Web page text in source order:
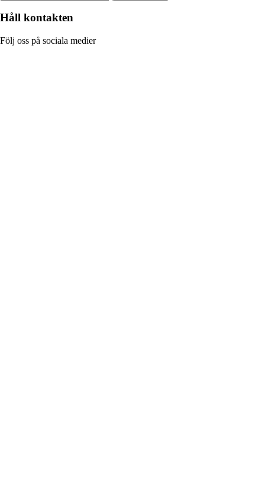
Håll kontakten
Följ oss på sociala medier